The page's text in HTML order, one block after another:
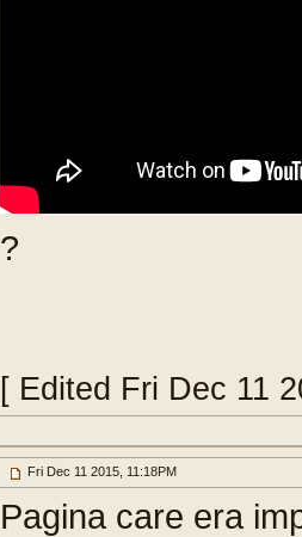
?
[ Edited Fri Dec 11
Fri Dec 11 2015, 11:18PM
Pagina care era